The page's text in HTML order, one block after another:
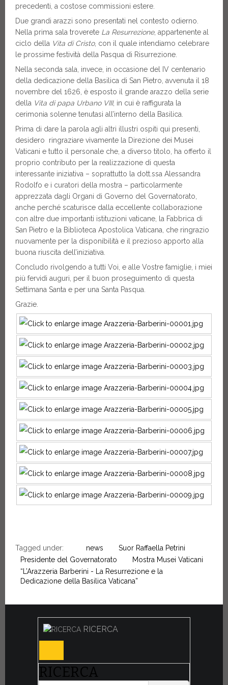
precedenti, a costose commissioni estere.
Due grandi arazzi sono presentati nel contesto odierno.
Nella prima sala troverete La Resurrezione, appartenente al
ciclo della Vita di Cristo, con il quale intendiamo celebrare
le prossime festività della Pasqua di Risurrezione.
Nella seconda sala, invece, in occasione del IV centenario
della dedicazione della Basilica di San Pietro, avvenuta il 18
novembre del 1626, è esposto il grande arazzo della serie
della Vita di papa Urbano VIII, in cui è raffigurata la
cerimonia solenne tenutasi all’interno della Basilica.
Prima di dare la parola agli altri illustri ospiti qui presenti,
desidero ringraziare vivamente la Direzione dei Musei
Vaticani e tutto il personale che, a diverso titolo, ha offerto il
proprio contributo per la realizzazione di questa
interessante iniziativa – soprattutto la dott.ssa Alessandra
Rodolfo e i curatori della mostra – particolarmente
apprezzata dagli Organi di Governo del Governatorato,
anche perché scaturisce dalla eccellente collaborazione
con altre due importanti istituzioni vaticane, la Fabbrica di
San Pietro e la Biblioteca Apostolica Vaticana, che ringrazio
nuovamente per la disponibilità e il prezioso apporto alla
buona riuscita dell’iniziativa.
Concludo rivolgendo a tutti Voi, e alle Vostre famiglie, i miei
più fervidi auguri, per il buon proseguimento di questa
Settimana Santa e per una Santa Pasqua.
Grazie.
Tagged under: news
Suor Raffaella Petrini
Presidente del Governatorato
Mostra Musei Vaticani
“L’Arazzeria Barberini - La Resurrezione e la
Dedicazione della Basilica Vaticana”
RICERCA
RICERCA